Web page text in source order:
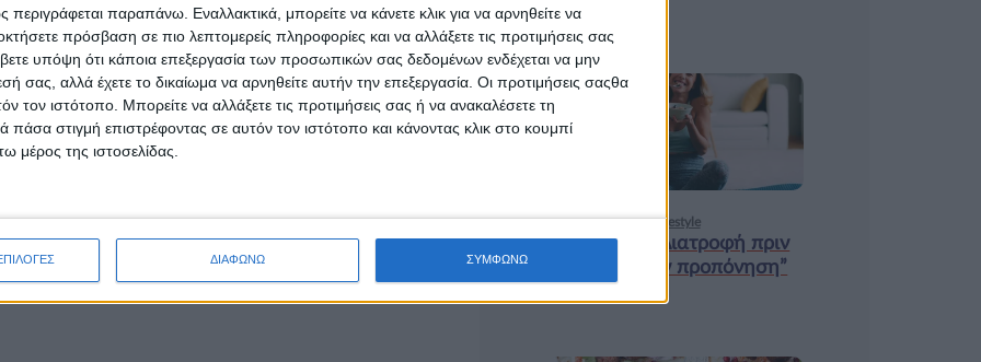
παραπάνω. Εναλλακτικά, μπορείτε να κάνετε κλικ για να αρνηθείτε να
πρόσβαση σε πιο λεπτομερείς πληροφορίες και να αλλάξετε τις προτιμήσεις σας
υπόψη ότι κάποια επεξεργασία των προσωπικών σας δεδομένων ενδέχεται να μην
σας, αλλά έχετε το δικαίωμα να αρνηθείτε αυτήν την επεξεργασία. Οι προτιμήσεις σαςθα
τον ιστότοπο. Μπορείτε να αλλάξετε τις προτιμήσεις σας ή να ανακαλέσετε τη
στιγμή επιστρέφοντας σε αυτόν τον ιστότοπο και κάνοντας κλικ στο κουμπί
μέρος της ιστοσελίδας.
ΔΙΑΦΩΝΩ ΣΥΜΦΩΝΩ
Υγεία, διατροφή & lifestyle
Κεφάλαιο “Διατροφή πριν
και μετά την προπόνηση”